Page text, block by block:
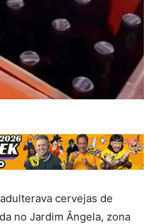
cervejas de
no Jardim Ângela, zona